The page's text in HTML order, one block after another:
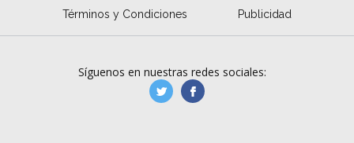
Términos y Condiciones Publicidad
Síguenos en nuestras redes sociales:
manufacturaGE